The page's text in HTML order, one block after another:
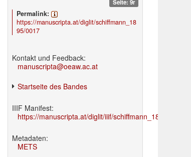
Seite: 9r
Permalink:
https://manuscripta.at/diglit/schiffmann_18
95/0017
Kontakt und Feedback:
manuscripta@oeaw.ac.at
Startseite des Bandes
IIIF Manifest:
https://manuscripta.at/diglit/iiif/schiffmann_1895/
Metadaten:
METS